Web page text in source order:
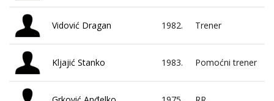
Vidović Dragan 1982. Trener
Kljajić Stanko 1983. Pomoćni trener